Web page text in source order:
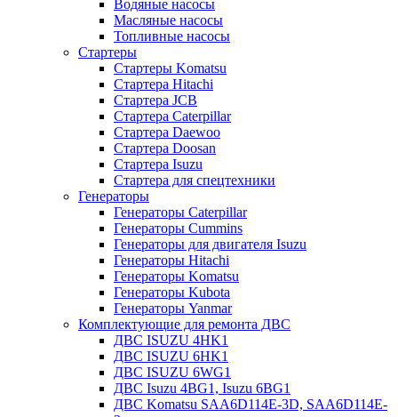
Водяные насосы
Масляные насосы
Топливные насосы
Стартеры
Стартеры Komatsu
Стартера Hitachi
Стартера JCB
Стартера Caterpillar
Стартера Daewoo
Стартера Doosan
Стартера Isuzu
Стартера для спецтехники
Генераторы
Генераторы Caterpillar
Генераторы Cummins
Генераторы для двигателя Isuzu
Генераторы Hitachi
Генераторы Komatsu
Генераторы Kubota
Генераторы Yanmar
Комплектующие для ремонта ДВС
ДВС ISUZU 4HK1
ДВС ISUZU 6HK1
ДВС ISUZU 6WG1
ДВС Isuzu 4BG1, Isuzu 6BG1
ДВС Komatsu SAA6D114E-3D, SAA6D114E-